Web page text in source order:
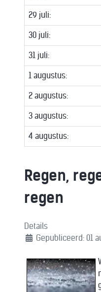
29 juli:
30 juli:
31 juli:
1 augustus:
2 augustus:
3 augustus:
4 augustus:
Regen,
regen
Details
Gepubliceerd: 01